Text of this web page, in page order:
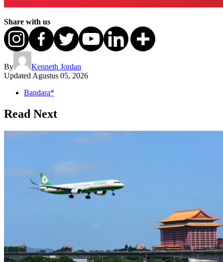
Share with us
By
Kenneth Jordan
Updated Agustus 05, 2026
Bandara*
Read Next